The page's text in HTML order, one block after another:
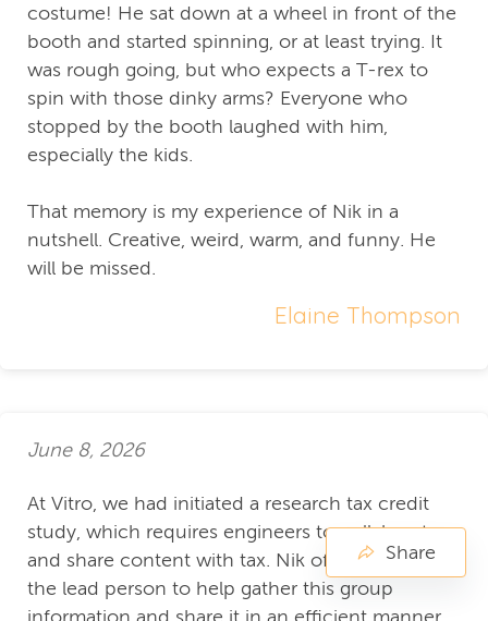
costume! He sat down at a wheel in front of the
booth and started spinning, or at least trying. It
was rough going, but who expects a T-rex to
spin with those dinky arms? Everyone who
stopped by the booth laughed with him,
especially the kids.
That memory is my experience of Nik in a
nutshell. Creative, weird, warm, and funny. He
will be missed.
Elaine Thompson
June 8, 2026
At Vitro, we had initiated a research tax credit
study, which requires engineers to collaborate
and share content with tax. Nik offered to be
the lead person to help gather this group
information and share it in an efficient manner.
Share